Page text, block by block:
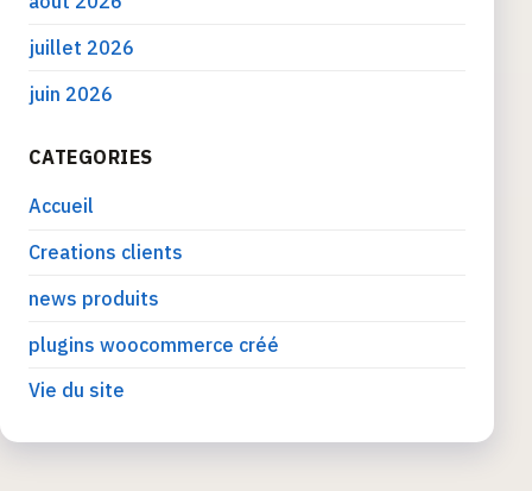
juillet 2026
juin 2026
CATEGORIES
Accueil
Creations clients
news produits
plugins woocommerce créé
Vie du site